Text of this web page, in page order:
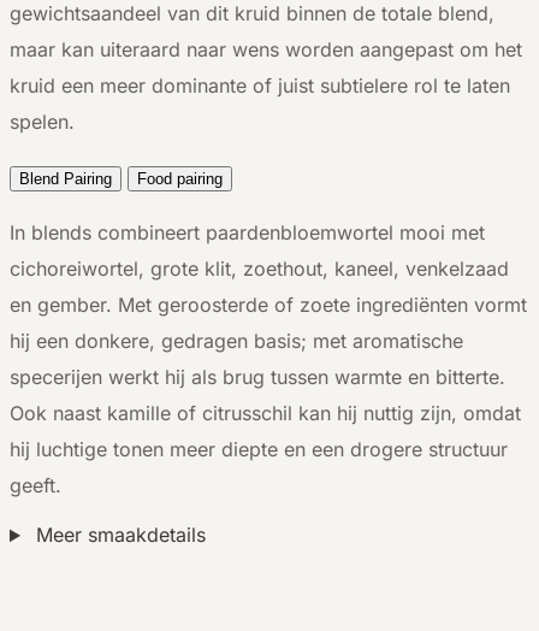
gewichtsaandeel van dit kruid binnen de totale blend,
maar kan uiteraard naar wens worden aangepast om het
kruid een meer dominante of juist subtielere rol te laten
spelen.
Blend Pairing Food pairing
In blends combineert paardenbloemwortel mooi met
cichoreiwortel, grote klit, zoethout, kaneel, venkelzaad
en gember. Met geroosterde of zoete ingrediënten vormt
hij een donkere, gedragen basis; met aromatische
specerijen werkt hij als brug tussen warmte en bitterte.
Ook naast kamille of citrusschil kan hij nuttig zijn, omdat
hij luchtige tonen meer diepte en een drogere structuur
geeft.
Meer smaakdetails